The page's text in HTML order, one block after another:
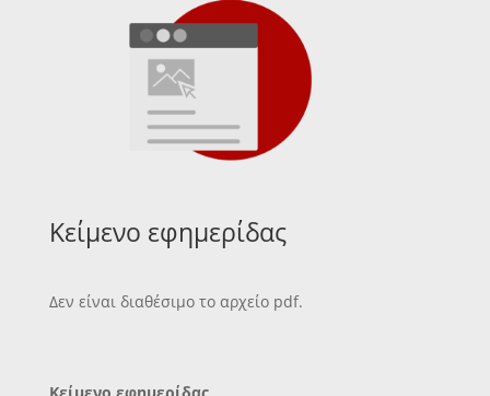
Κείμενο εφημερίδας
Δεν είναι διαθέσιμο το αρχείο pdf.